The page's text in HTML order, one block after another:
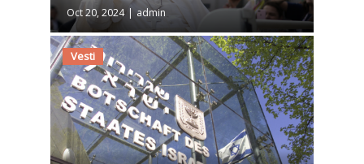
Oct 20, 2024 | admin
Vesti